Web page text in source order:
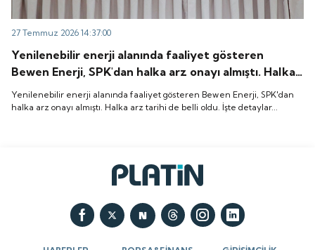
27 Temmuz 2026 14:37:00
Yenilenebilir enerji alanında faaliyet gösteren
Bewen Enerji, SPK'dan halka arz onayı almıştı. Halka
arz tarihi de belli oldu. İşte detaylar...
Yenilenebilir enerji alanında faaliyet gösteren Bewen Enerji, SPK'dan
halka arz onayı almıştı. Halka arz tarihi de belli oldu. İşte detaylar...